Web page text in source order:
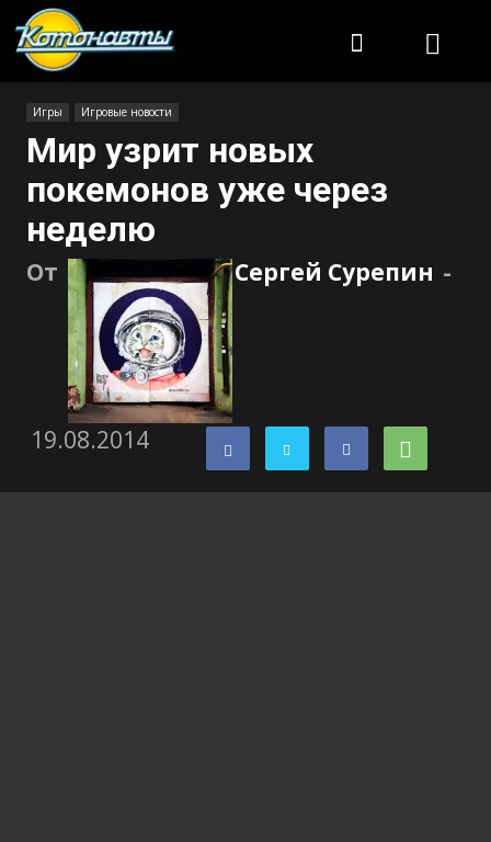
Игры Игровые новости
Мир узрит новых
покемонов уже через
неделю
От Сергей Сурепин -
19.08.2014